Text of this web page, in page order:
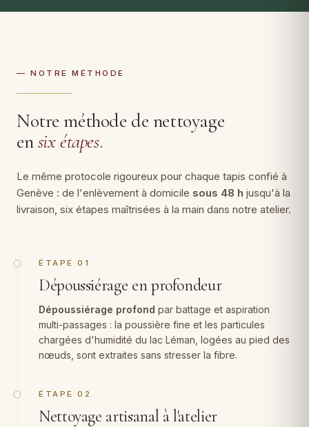
— NOTRE MÉTHODE
Notre méthode de nettoyage
ensix étapes.
Le même protocole rigoureux pour chaque tapis confié à
Genève : de l'enlèvement à domicile sous 48 h jusqu'à la
livraison, six étapes maîtrisées à la main dans notre atelier.
ÉTAPE 01
Dépoussiérage en profondeur
Dépoussiérage profond par battage et aspiration
multi-passages : la poussière fine et les particules
chargées d'humidité du lac Léman, logées au pied des
nœuds, sont extraites sans stresser la fibre.
ÉTAPE 02
Nettoyage artisanal à l'atelier